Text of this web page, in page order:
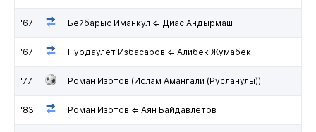
'67 Бейбарыс Иманкул ⇐ Диас Андырмаш
'67 Нурдаулет Избасаров ⇐ Алибек Жумабек
'77 Роман Изотов (Ислам Амангали (Русланулы))
'83 Роман Изотов ⇐ Аян Байдавлетов